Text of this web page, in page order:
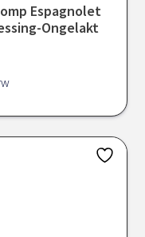
Espagnolet
Ongelakt